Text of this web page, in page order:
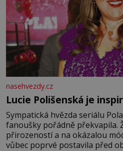
nasehvezdy.cz
Lucie Polišenská je
Sympatická hvězda seriálu
fanoušky pořádně překvapila.
přirozeností a na okázalou
vůbec poprvé postavila před